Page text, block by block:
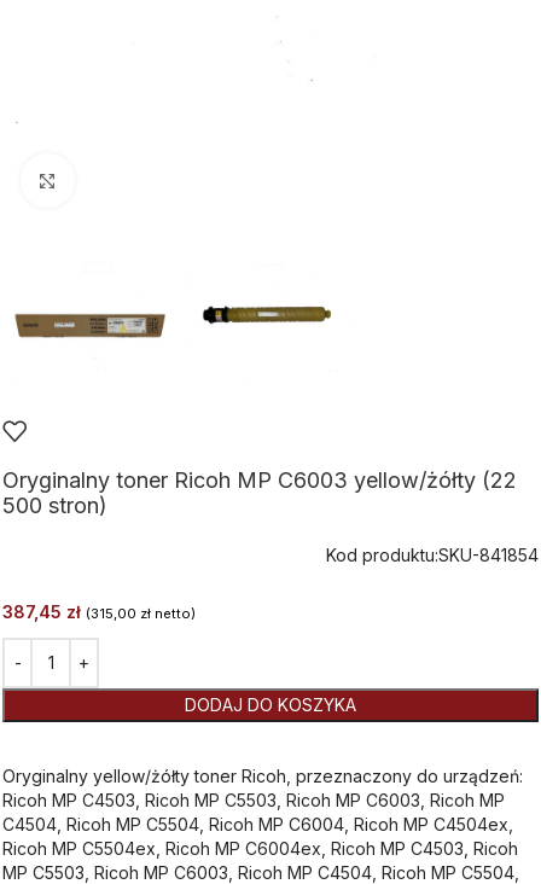
Oryginalny toner Ricoh MP C6003 yellow/żółty (22
500 stron)
Kod produktu:SKU-841854
387,45 zł (315,00 zł netto)
DODAJ DO KOSZYKA
Oryginalny yellow/żółty toner Ricoh, przeznaczony do urządzeń:
Ricoh MP C4503, Ricoh MP C5503, Ricoh MP C6003, Ricoh MP
C4504, Ricoh MP C5504, Ricoh MP C6004, Ricoh MP C4504ex,
Ricoh MP C5504ex, Ricoh MP C6004ex, Ricoh MP C4503, Ricoh
MP C5503, Ricoh MP C6003, Ricoh MP C4504, Ricoh MP C5504,